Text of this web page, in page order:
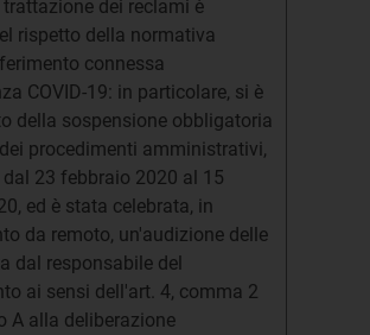
dei reclami è
rispetto della normativa
connessa
COVID-19: in particolare, si è
della sospensione obbligatoria
procedimenti amministrativi,
23 febbraio 2020 al 15
ed è stata celebrata, in
da remoto, un'audizione delle
dal responsabile del
ai sensi dell'art. 4, comma 2
A alla deliberazione